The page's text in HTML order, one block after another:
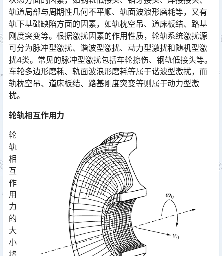
轨道局部与周期性几何不平顺、轨面波浪形磨耗等，又有
轨下基础缺陷方面的因素，如轨枕空吊、道床板结、路基
刚度突变等。根据激扰因素的作用性质，轮轨系统激扰源
可分为脉冲型激扰、谐波型激扰、动力型激扰和随机型激
扰4类。常见的脉冲型激扰包括车轮擦伤、钢轨低接头等。
车轮多边形磨耗、轨面波浪形磨耗等属于谐波型激扰，而
轨枕空吊、道床板结、路基刚度突变等则属于动力型激
扰。󠅅󠅃󠄵󠅂󠄪󠇖󠆨󠆨󠇕󠆞󠆒󠅬󠇘󠆭󠆘󠇙󠆝󠅵󠇗󠆭󠆁󠄐󠇗󠅹󠅸󠇖󠆍󠅳󠇖󠅹󠅰󠇖󠆌󠅹
轮轨相互作用力
轮
轨
相
互
作
用
力
的
大
小